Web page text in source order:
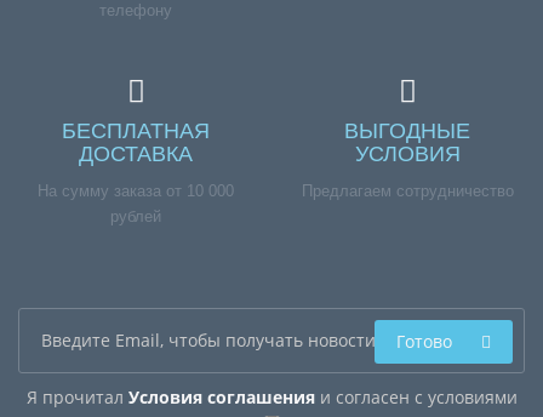
телефону
БЕСПЛАТНАЯ
ДОСТАВКА
На сумму заказа от 10 000
рублей
ВЫГОДНЫЕ
УСЛОВИЯ
Предлагаем сотрудничество
Я прочитал Условия соглашенияи согласен с условиями
Готово